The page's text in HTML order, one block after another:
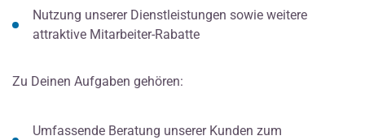
Nutzung unserer Dienstleistungen sowie weitere
attraktive Mitarbeiter-Rabatte
Zu Deinen Aufgaben gehören:
Umfassende Beratung unserer Kunden zum